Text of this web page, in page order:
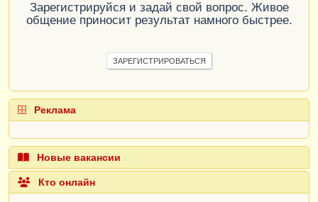
Зарегистрируйся и задай свой вопрос. Живое
общение приносит результат намного быстрее.
ЗАРЕГИСТРИРОВАТЬСЯ
Реклама
Новые вакансии
Кто онлайн